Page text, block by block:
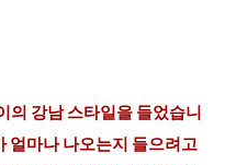
의 강남 스타일을 들었습니
얼마나 나오는지 들으려고